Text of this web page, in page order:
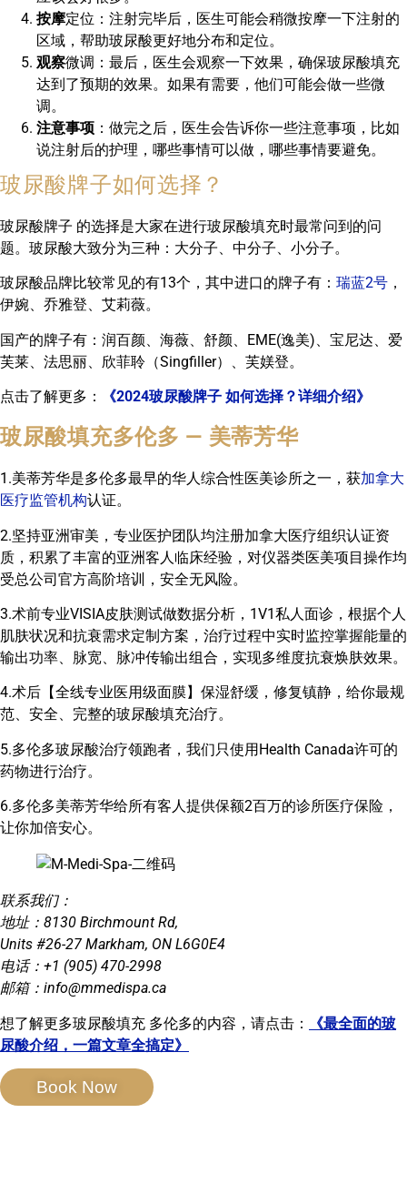
按摩定位：注射完毕后，医生可能会稍微按摩一下注射的
区域，帮助玻尿酸更好地分布和定位。
观察微调：最后，医生会观察一下效果，确保玻尿酸填充
达到了预期的效果。如果有需要，他们可能会做一些微
调。
注意事项 ：做完之后，医生会告诉你一些注意事项，比如
说注射后的护理，哪些事情可以做，哪些事情要避免。
玻尿酸牌子如何选择？
玻尿酸牌子 的选择是大家在进行玻尿酸填充时最常问到的问
题。玻尿酸大致分为三种：大分子、中分子、小分子。
玻尿酸品牌比较常见的有13个，其中进口的牌子有： 瑞蓝2号 ，
伊婉、乔雅登、艾莉薇。
国产的牌子有：润百颜、海薇、舒颜、EME(逸美)、宝尼达、爱
芙莱、法思丽、欣菲聆（Singfiller）、芙媄登。
点击了解更多： 《2024玻尿酸牌子 如何选择？详细介绍》
玻尿酸填充多伦多 — 美蒂芳华
1.美蒂芳华是多伦多最早的华人综合性医美诊所之一，获加拿大
医疗监管机构认证。
2.坚持亚洲审美，专业医护团队均注册加拿大医疗组织认证资
质，积累了丰富的亚洲客人临床经验，对仪器类医美项目操作均
受总公司官方高阶培训，安全无风险。
3.术前专业VISIA皮肤测试做数据分析，1V1私人面诊，根据个人
肌肤状况和抗衰需求定制方案，治疗过程中实时监控掌握能量的
输出功率、脉宽、脉冲传输出组合，实现多维度抗衰焕肤效果。
4.术后【全线专业医用级面膜】保湿舒缓，修复镇静，给你最规
范、安全、完整的玻尿酸填充治疗。
5.多伦多玻尿酸治疗领跑者，我们只使用Health Canada许可的
药物进行治疗。
6.多伦多美蒂芳华给所有客人提供保额2百万的诊所医疗保险，
让你加倍安心。
联系我们：
地址：8130 Birchmount Rd,
Units #26-27 Markham, ON L6G0E4
电话：+1 (905) 470-2998
邮箱：info@mmedispa.ca
想了解更多玻尿酸填充 多伦多的内容，请点击：
《最全面的玻
尿酸介绍，一篇文章全搞定》
Book Now